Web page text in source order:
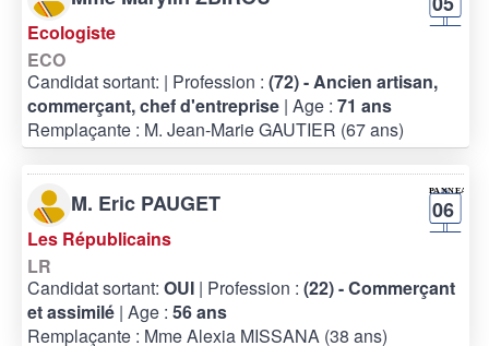
Ecologiste
ECO
Candidat sortant: | Profession : (72) - Ancien artisan,
commerçant, chef d'entreprise | Age : 71 ans
Remplaçante : M. Jean-Marie GAUTIER (67 ans)
M. Eric PAUGET 06
Les Républicains
LR
Candidat sortant: OUI | Profession : (22) - Commerçant
et assimilé | Age : 56 ans
Remplaçante : Mme Alexia MISSANA (38 ans)